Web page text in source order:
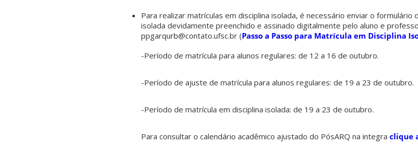
Para realizar matrículas em disciplina isolada, é necessário enviar o formulário
isolada devidamente preenchido e assinado digitalmente pelo aluno e
ppgarqurb@contato.ufsc.br (Passo a Passo para Matrícula em Disciplina
-Período de matrícula para alunos regulares: de 12 a 16 de outubro.
-Período de ajuste de matrícula para alunos regulares: de 19 a 23 de outubro.
-Período de matrícula em disciplina isolada: de 19 a 23 de outubro.
Para consultar o calendário acadêmico ajustado do PósARQ na integra clique